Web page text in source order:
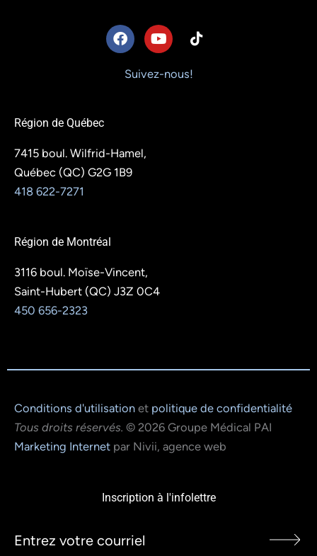
F
a
e
Y
o
t
T
i
Suivez-nous!
Région de Québec
7415 boul. Wilfrid-Hamel,
Québec (QC) G2G 1B9
418 622-7271
Région de Montréal
3116 boul. Moïse-Vincent,
Saint-Hubert (QC) J3Z 0C4
450 656-2323
Conditions d'utilisation et politique de confidentialité
Tous droits réservés. © 2026 Groupe Médical PAI
Marketing Internet par Nivii, agence web
Inscription à l'infolettre